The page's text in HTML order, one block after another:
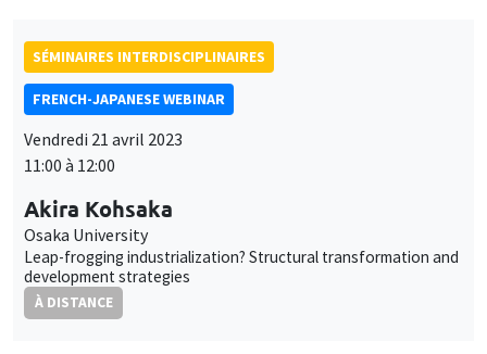
SÉMINAIRES INTERDISCIPLINAIRES
FRENCH-JAPANESE WEBINAR
Vendredi 21 avril 2023
11:00 à 12:00
Akira Kohsaka
Osaka University
Leap-frogging industrialization? Structural transformation and
development strategies
À DISTANCE